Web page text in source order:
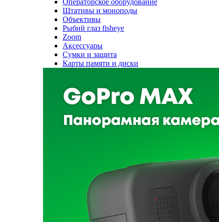
Операторское оборудование
Штативы и моноподы
Объективы
Рыбий глаз fisheye
Zoom
Аксессуары
Сумки и защита
Карты памяти и диски